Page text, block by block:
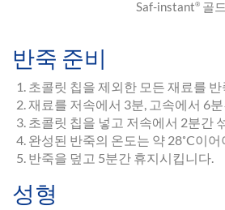
Saf-instant® 골드
반죽 준비
초콜릿 칩을 제외한 모든 재료를
재료를 저속에서 3분, 고속에서 6
초콜릿 칩을 넣고 저속에서 2분간
완성된 반죽의 온도는 약 28˚C이어
반죽을 덮고 5분간 휴지시킵니다.
성형